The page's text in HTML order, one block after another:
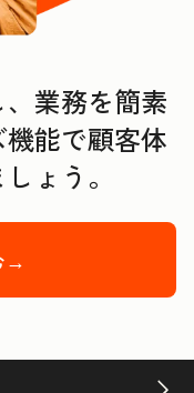
業務を簡素
能で顧客体
ょう。
→